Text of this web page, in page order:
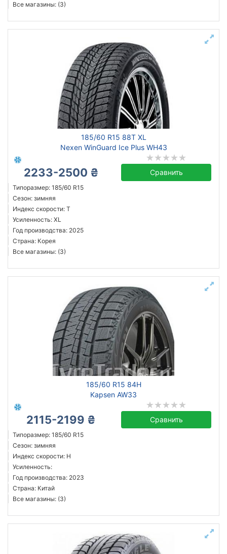
Все магазины: (3)
185/60 R15 88T XL
Nexen WinGuard Ice Plus WH43
2233-2500 ₴ Сравнить
Типоразмер: 185/60 R15
Сезон: зимняя
Индекс скорости: T
Усиленность: XL
Год производства: 2025
Страна: Корея
Все магазины: (3)
185/60 R15 84H
Kapsen AW33
2115-2199 ₴ Сравнить
Типоразмер: 185/60 R15
Сезон: зимняя
Индекс скорости: H
Усиленность:
Год производства: 2023
Страна: Китай
Все магазины: (3)